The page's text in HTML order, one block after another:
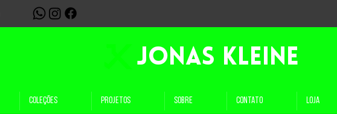
JONAS KLEINE
COLEÇÕES PROJETOS SOBRE CONTATO LOJA